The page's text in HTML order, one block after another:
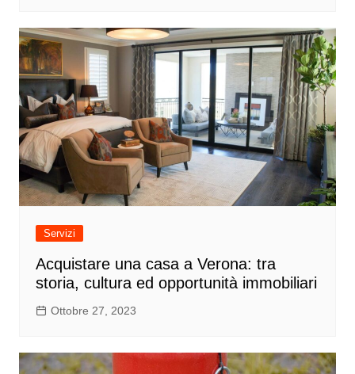
Servizi
Acquistare una casa a Verona: tra
storia, cultura ed opportunità immobiliari
Ottobre 27, 2023